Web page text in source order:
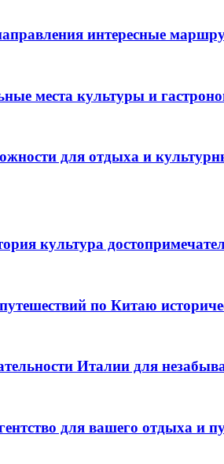
интересные
места культуры и
для отдыха и
культура
по Китаю
Италии для
для вашего отдыха и